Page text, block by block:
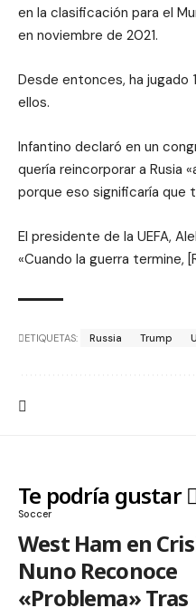
en la clasificación para el
en noviembre de 2021.
Desde entonces, ha jugado
ellos.
Infantino declaró en un
quería reincorporar a Rusia
porque eso significaría que
El presidente de la UEFA,
«Cuando la guerra termine,
ETIQUETAS: Russia Trump
Te podría gustar
Soccer
West Ham en
Nuno Reconoce
«Problema» Tras